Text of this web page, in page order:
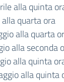
alla quinta
quarta ora
alla quarta
alla seconda
alla quinta
alla quinta